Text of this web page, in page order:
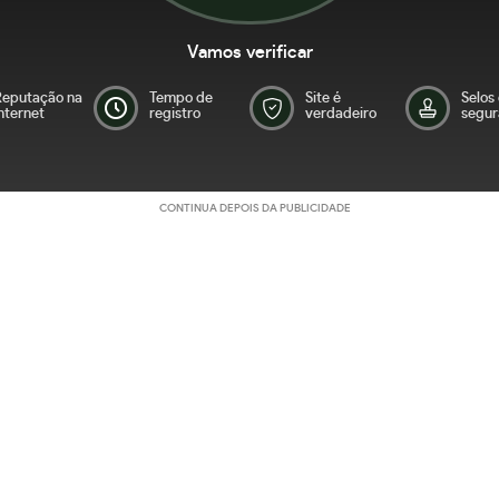
Vamos verificar
na
Tempo de
registro
Site é
verdadeiro
Selos
CONTINUA DEPOIS DA PUBLICIDADE